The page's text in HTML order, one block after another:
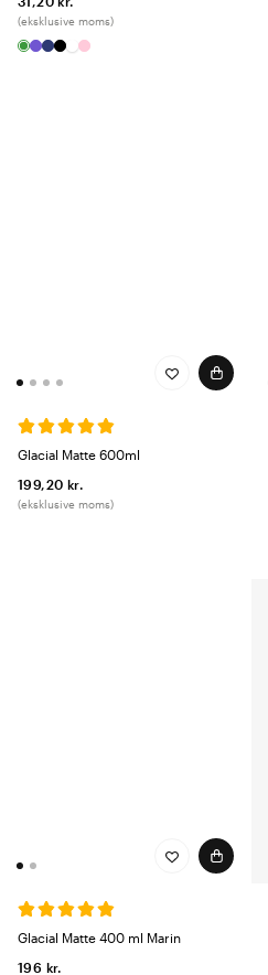
(eksklusive moms)
Glacial Matte 600ml
199,20 kr.
(eksklusive moms)
Glacial Matte 400 ml Marin
196 kr.